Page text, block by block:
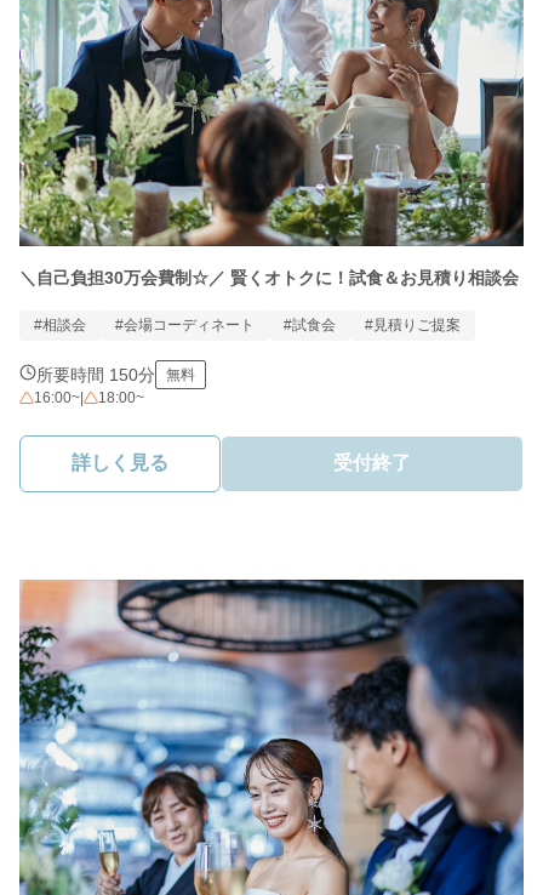
＼自己負担30万会費制☆／ 賢くオトクに！試食＆お見積り相談会
#相談会 #会場コーディネート #試食会 #見積りご提案
所要時間 150分
無料
16:00~
18:00~
詳しく見る 受付終了